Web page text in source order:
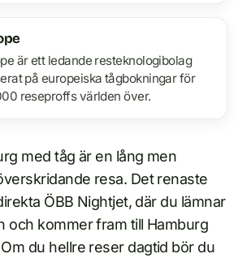
är ett ledande resteknologibolag
på europeiska tågbokningar för
reseproffs världen över.
med tåg är en lång men
resa. Det renaste
ÖBB Nightjet, där du lämnar
och kommer fram till Hamburg
du hellre reser dagtid bör du